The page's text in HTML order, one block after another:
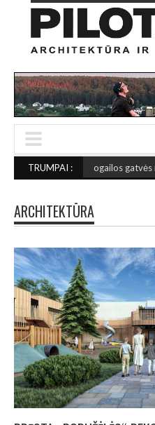
TRUMPAI :
Jogailos gatvės remontas (2026
ARCHITEKTŪRA